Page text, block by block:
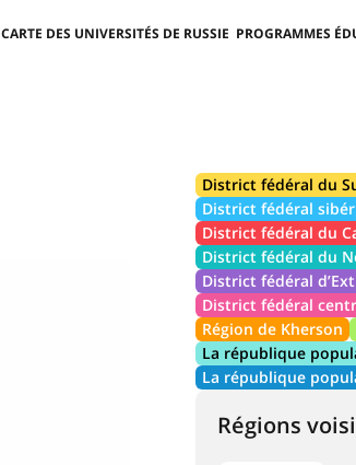
CARTE DES UNIVERSITÉS DE RUSSIE PROGRAMMES
District fédéral du
District fédéral
District fédéral du
District fédéral du
District fédéral
District fédéral
Région de Kherson
La république
La république
Régions